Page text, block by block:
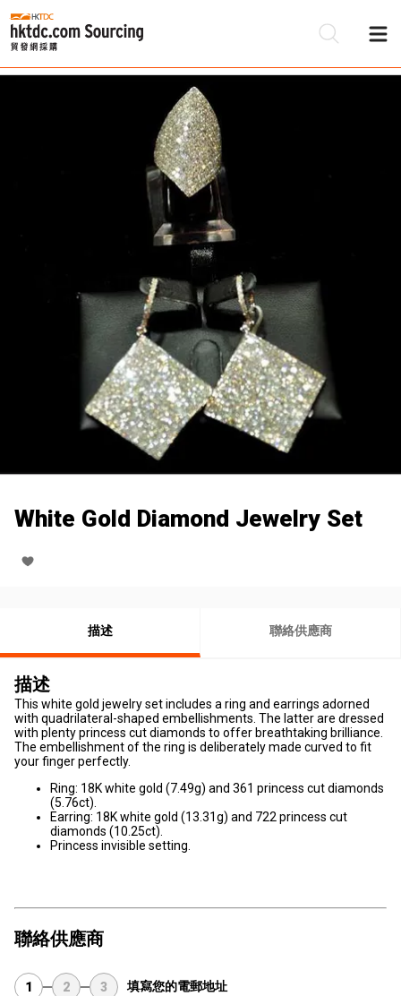
White Gold Diamond Jewelry Set
描述 聯絡供應商
描述
This white gold jewelry set includes a ring and earrings adorned
with quadrilateral-shaped embellishments. The latter are dressed
with plenty princess cut diamonds to offer breathtaking brilliance.
The embellishment of the ring is deliberately made curved to fit
your finger perfectly.
Ring: 18K white gold (7.49g) and 361 princess cut diamonds
(5.76ct).
Earring: 18K white gold (13.31g) and 722 princess cut
diamonds (10.25ct).
Princess invisible setting.
聯絡供應商
1 2 3 填寫您的電郵地址